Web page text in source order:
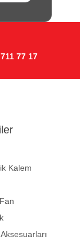
77 17
Kalem